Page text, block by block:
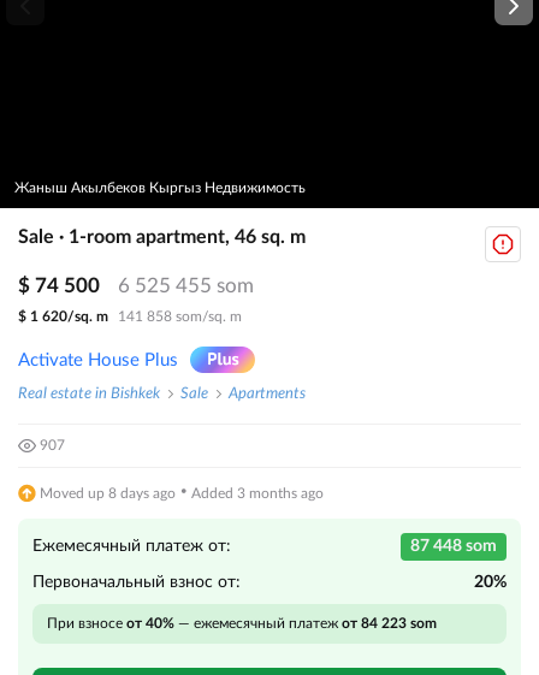
Жаныш Акылбеков Кыргыз Недвижимость
Sale · 1-room apartment, 46 sq. m
$ 74 500 6 525 455 som
$ 1 620/sq. m 141 858 som/sq. m
Activate House Plus
Real estate in Bishkek Sale Apartments
907
Moved up 8 days ago · Added 3 months ago
Ежемесячный платеж от: 87 448 som
Первоначальный взнос от: 20%
При взносе от 40% — ежемесячный платеж от 84 223 som